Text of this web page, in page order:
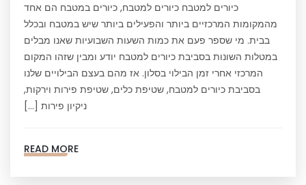
כיורים למטבח כיורים למטבח, כיורים במטבח הם אחד
מהמקומות המרכזיים ביותר והפעילים ביותר שיש במטבח ובכלל
בבית. מי שספר פעם את כמות השעות השבועיות שאנו מבלים
במטלות השונות בסביבת כיורים למטבח יודע ומבין שזהו המקום
המרכזי אחרי זמן הבילוי בסלון. אז מהם בעצם הבילויים שלנו
בסביבת כיורים למטבח, שטיפת כלים, שטיפת פירות וירקות,
ניקיון פירות […]
READ MORE